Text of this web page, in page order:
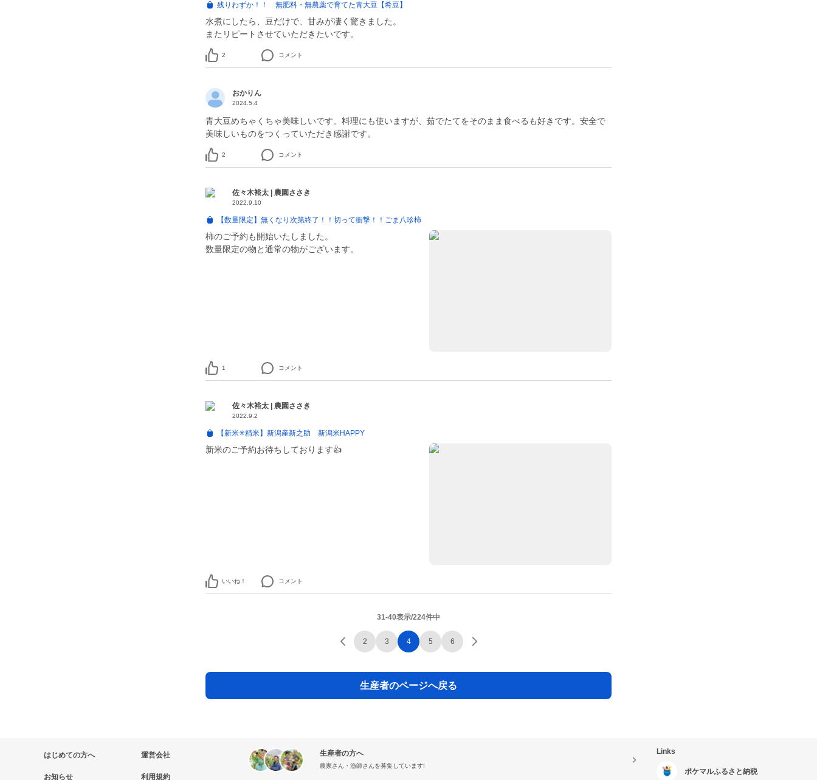
残りわずか！！ 無肥料・無農薬で育てた青大豆【肴豆】
水煮にしたら、豆だけで、甘みが凄く驚きました。
またリピートさせていただきたいです。
2 コメント
おかりん
2024.5.4
青大豆めちゃくちゃ美味しいです。料理にも使いますが、茹でたてをそのまま食べるも好きです。安全で
美味しいものをつくっていただき感謝です。
2 コメント
佐々木裕太 | 農園ささき
2022.9.10
【数量限定】無くなり次第終了！！切って衝撃！！ごま八珍柿
柿のご予約も開始いたしました。
1 コメント
佐々木裕太 | 農園ささき
2022.9.2
【新米✳︎精米】新潟産新之助 新潟米HAPPY
新米のご予約お待ちしております👍
いいね！ コメント
31-40表示/224件中
2 3 4 5 6
生産者のページへ戻る
はじめての方へ
お知らせ
運営会社
利用規約
生産者の方へ
農家さん・漁師さんを募集しています!
Links
ポケマルふるさと納税